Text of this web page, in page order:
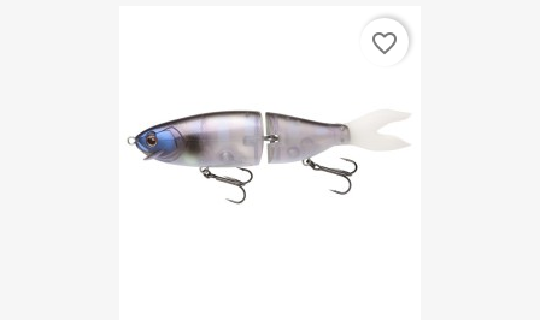
favorite_border